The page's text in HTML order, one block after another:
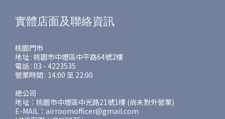
實體店面及聯絡資訊
桃園門市
地址 : 桃園市中壢區中平路64號2樓
電話 : 03 - 4223535
營業時間 : 14:00 至 22:00
總公司
地址：桃園市中壢區中光路21號1樓 (尚未對外營業)
E-MAIL：airroomofficer@gmail.com